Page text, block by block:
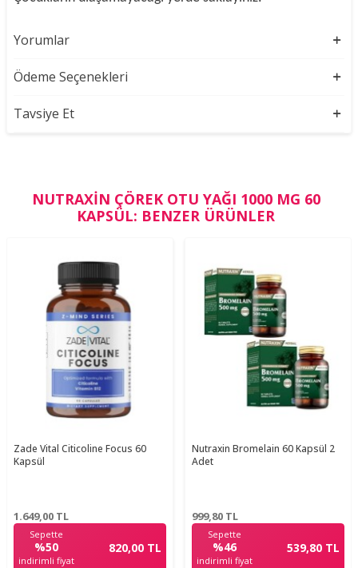
Yorumlar
Ödeme Seçenekleri
Tavsiye Et
NUTRAXIN ÇÖREK OTU YAĞI 1000 MG 60
KAPSÜL: BENZER ÜRÜNLER
Zade Vital Citicoline Focus 60
Kapsül
1.649,00 TL
Sepette
%50
indirimli fiyat
820,00 TL
Nutraxin Bromelain 60 Kapsül 2
Adet
999,80 TL
Sepette
%46
indirimli fiyat
539,80 TL